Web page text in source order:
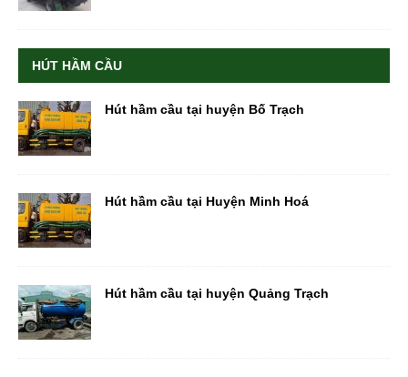
HÚT HẦM CẦU
Hút hầm cầu tại huyện Bố Trạch
Hút hầm cầu tại Huyện Minh Hoá
Hút hầm cầu tại huyện Quảng Trạch